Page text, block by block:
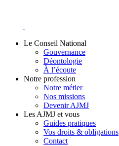
Le Conseil National
Gouvernance
Déontologie
À l’écoute
Notre profession
Notre métier
Nos missions
Devenir AJMJ
Les AJMJ et vous
Guides pratiques
Vos droits & obligations
Contact